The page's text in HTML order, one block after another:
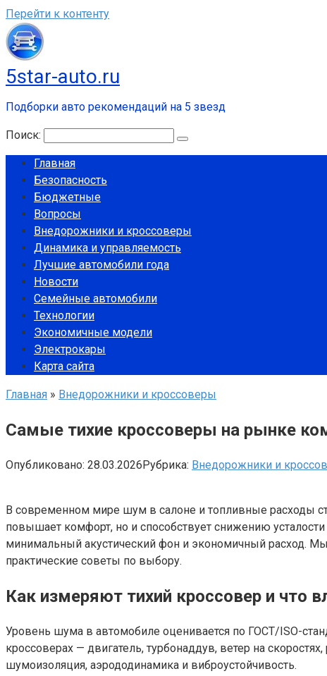
Перейти к контенту
5star-auto.ru
Подборки авто рекомендаций на 5 звезд
Поиск:
Главная
Безопасность
Бюджетные
Вопросы
Внедорожники и кроссоверы
Динамика и управляемость
Лучшие автомобили года
Новости
Семейные автомобили
Технологии
Экономичные модели
Электрокары
Карта сайта
Главная » Внедорожники и кроссоверы
Самые тихие кроссоверы на рынке
Опубликовано: 28.03.2026Рубрика: Внедорожники и
В современном мире шум в салоне и топливные расходы
повышает комфорт, но и способствует снижению
минимальный акустический фон и экономичный расход.
практические советы по выбору.
Как измеряют тихий кроссовер и что
Уровень шума в автомобиле оценивается по ГОСТ/ISO-
кроссоверах — двигатель, турбонаддув, ветер на
шумоизоляция, аэрододинамика и виброустойчивость.